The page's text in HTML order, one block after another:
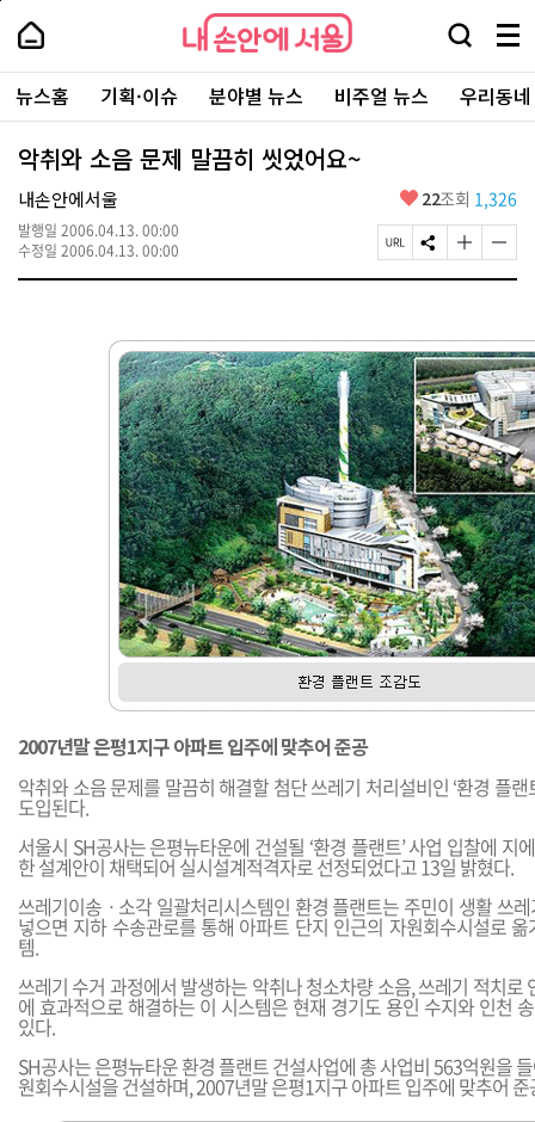
본
로
가
내
손
안
에
서
울
-
서
울
시
대
표
소
내
손
에
울
검
창
열
기
메
뉴
전
체
보
주
요
서
뉴스홈 기획·이슈 분야별 뉴스 비주얼 뉴스 우리동
악취와 소음 문제 말끔히 씻었어요~
내손안에서울
발행일 2006.04.13. 00:00
수정일 2006.04.13. 00:00
좋
요
22조회 1,326
페
이
L
복
사
S
N
하
기
글
자
게
변
경
하
기
글
자
게
변
경
하
기
2007년말 은평1지구 아파트 입주에 맞추어 준공
악취와 소음 문제를 말끔히 해결할 첨단 쓰레기 처리설비인 ‘환경 플랜
도입된다.
서울시 SH공사는 은평뉴타운에 건설될 ‘환경 플랜트’ 사업 입찰에 지
한 설계안이 채택되어 실시설계적격자로 선정되었다고 13일 밝혔다.
쓰레기이송ㆍ소각 일괄처리시스템인 환경 플랜트는 주민이 생활 쓰
넣으면 지하 수송관로를 통해 아파트 단지 인근의 자원회수시설로
템.
쓰레기 수거 과정에서 발생하는 악취나 청소차량 소음, 쓰레기 적치로
에 효과적으로 해결하는 이 시스템은 현재 경기도 용인 수지와 인천
있다.
SH공사는 은평뉴타운 환경 플랜트 건설사업에 총 사업비 563억원을
원회수시설을 건설하며, 2007년말 은평1지구 아파트 입주에 맞추어
페
상
단
로